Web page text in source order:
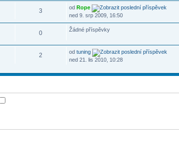
3 odRope
ned 9. srp 2009, 16:50
0 Žádné příspěvky
2 odtuning
ned 21. lis 2010, 10:28